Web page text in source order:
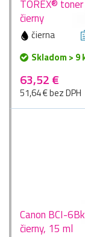
TOREX®
čierny
čierna
Skladom > 9
63,52 €
51,64 € bez DPH
Canon BCI-
čierny, 15 ml